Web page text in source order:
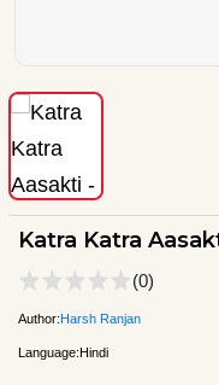
Katra Katra
(0)
Author:Harsh Ranjan
Language:Hindi